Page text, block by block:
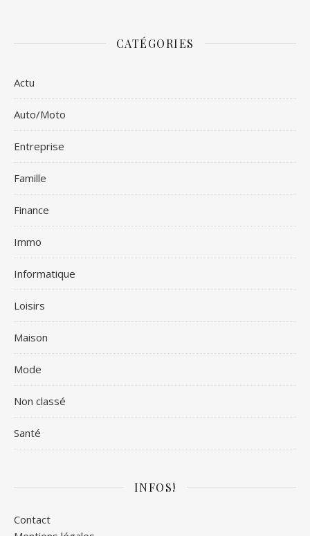
CATÉGORIES
Actu
Auto/Moto
Entreprise
Famille
Finance
Immo
Informatique
Loisirs
Maison
Mode
Non classé
Santé
INFOS!
Contact